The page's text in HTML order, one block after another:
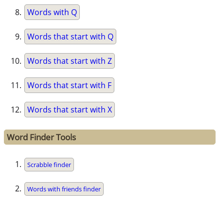
Words with Q
Words that start with Q
Words that start with Z
Words that start with F
Words that start with X
Word Finder Tools
Scrabble finder
Words with friends finder